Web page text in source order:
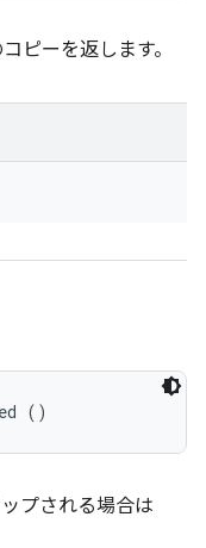
ピーを返します。
()
プされる場合は